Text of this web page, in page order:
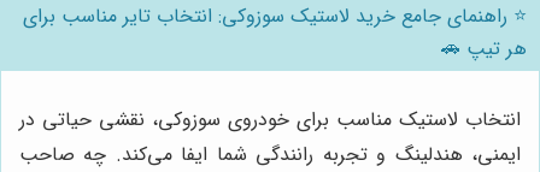
⭐️ راهنمای جامع خرید لاستیک سوزوکی: انتخاب تایر مناسب برای
هر تیپ 🚗
انتخاب لاستیک مناسب برای خودروی سوزوکی، نقشی حیاتی در
ایمنی، هندلینگ و تجربه رانندگی شما ایفا می‌کند. چه صاحب